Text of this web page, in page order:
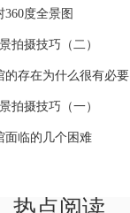
度全景图
拍摄技巧（二）
的存在为什么很有必要
拍摄技巧（一）
面临的几个困难